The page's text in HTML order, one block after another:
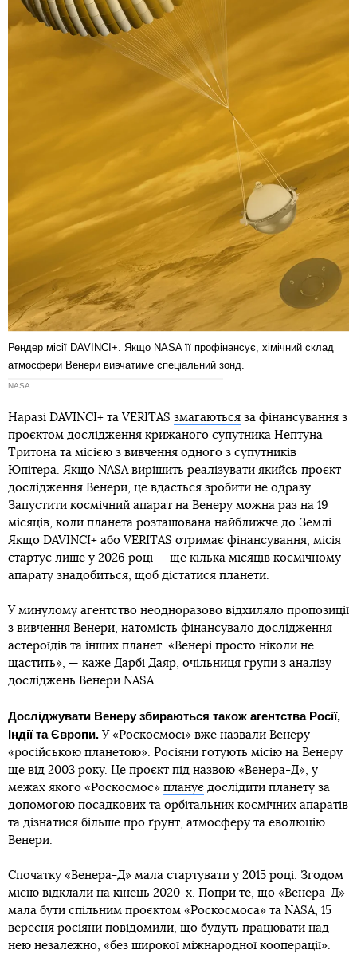
Рендер місії DAVINCI+. Якщо NASA її профінансує, хімічний склад
атмосфери Венери вивчатиме спеціальний зонд.
NASA
Наразі DAVINCI+ та VERITAS змагаються за фінансування з
проєктом дослідження крижаного супутника Нептуна
Тритона та місією з вивчення одного з супутників
Юпітера. Якщо NASA вирішить реалізувати якийсь проєкт
дослідження Венери, це вдасться зробити не одразу.
Запустити космічний апарат на Венеру можна раз на 19
місяців, коли планета розташована найближче до Землі.
Якщо DAVINCI+ або VERITAS отримає фінансування, місія
стартує лише у 2026 році — ще кілька місяців космічному
апарату знадобиться, щоб дістатися планети.
У минулому агентство неодноразово відхиляло пропозиції
з вивчення Венери, натомість фінансувало дослідження
астероїдів та інших планет. «Венері просто ніколи не
щастить», — каже Дарбі Даяр, очільниця групи з аналізу
досліджень Венери NASA.
Досліджувати Венеру збираються також агентства Росії,
Індії та Європи. У «Роскосмосі» вже назвали Венеру
«російською планетою». Росіяни готують місію на Венеру
ще від 2003 року. Це проєкт під назвою «Венера-Д», у
межах якого «Роскосмос» планує дослідити планету за
допомогою посадкових та орбітальних космічних апаратів
та дізнатися більше про ґрунт, атмосферу та еволюцію
Венери.
Спочатку «Венера-Д» мала стартувати у 2015 році. Згодом
місію відклали на кінець 2020-х. Попри те, що «Венера-Д»
мала бути спільним проєктом «Роскосмоса» та NASA, 15
вересня росіяни повідомили, що будуть працювати над
нею незалежно, «без широкої міжнародної кооперації».